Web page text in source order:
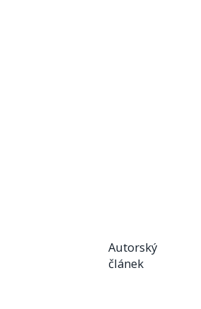
Autorský
článek